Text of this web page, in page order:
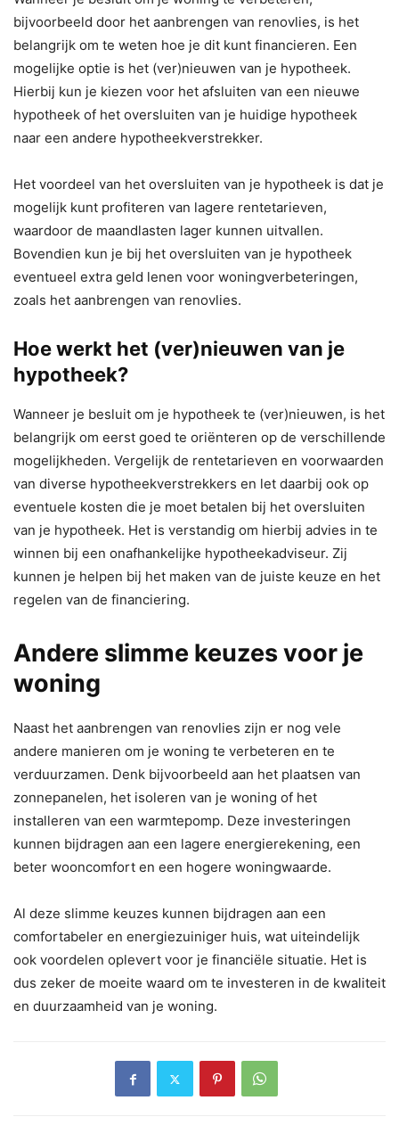
bijvoorbeeld door het aanbrengen van renovlies, is het
belangrijk om te weten hoe je dit kunt financieren. Een
mogelijke optie is het (ver)nieuwen van je hypotheek.
Hierbij kun je kiezen voor het afsluiten van een nieuwe
hypotheek of het oversluiten van je huidige hypotheek
naar een andere hypotheekverstrekker.
Het voordeel van het oversluiten van je hypotheek is dat je
mogelijk kunt profiteren van lagere rentetarieven,
waardoor de maandlasten lager kunnen uitvallen.
Bovendien kun je bij het oversluiten van je hypotheek
eventueel extra geld lenen voor woningverbeteringen,
zoals het aanbrengen van renovlies.
Hoe werkt het (ver)nieuwen van je
hypotheek?
Wanneer je besluit om je hypotheek te (ver)nieuwen, is het
belangrijk om eerst goed te oriënteren op de verschillende
mogelijkheden. Vergelijk de rentetarieven en voorwaarden
van diverse hypotheekverstrekkers en let daarbij ook op
eventuele kosten die je moet betalen bij het oversluiten
van je hypotheek. Het is verstandig om hierbij advies in te
winnen bij een onafhankelijke hypotheekadviseur. Zij
kunnen je helpen bij het maken van de juiste keuze en het
regelen van de financiering.
Andere slimme keuzes voor je
woning
Naast het aanbrengen van renovlies zijn er nog vele
andere manieren om je woning te verbeteren en te
verduurzamen. Denk bijvoorbeeld aan het plaatsen van
zonnepanelen, het isoleren van je woning of het
installeren van een warmtepomp. Deze investeringen
kunnen bijdragen aan een lagere energierekening, een
beter wooncomfort en een hogere woningwaarde.
Al deze slimme keuzes kunnen bijdragen aan een
comfortabeler en energiezuiniger huis, wat uiteindelijk
ook voordelen oplevert voor je financiële situatie. Het is
dus zeker de moeite waard om te investeren in de kwaliteit
en duurzaamheid van je woning.